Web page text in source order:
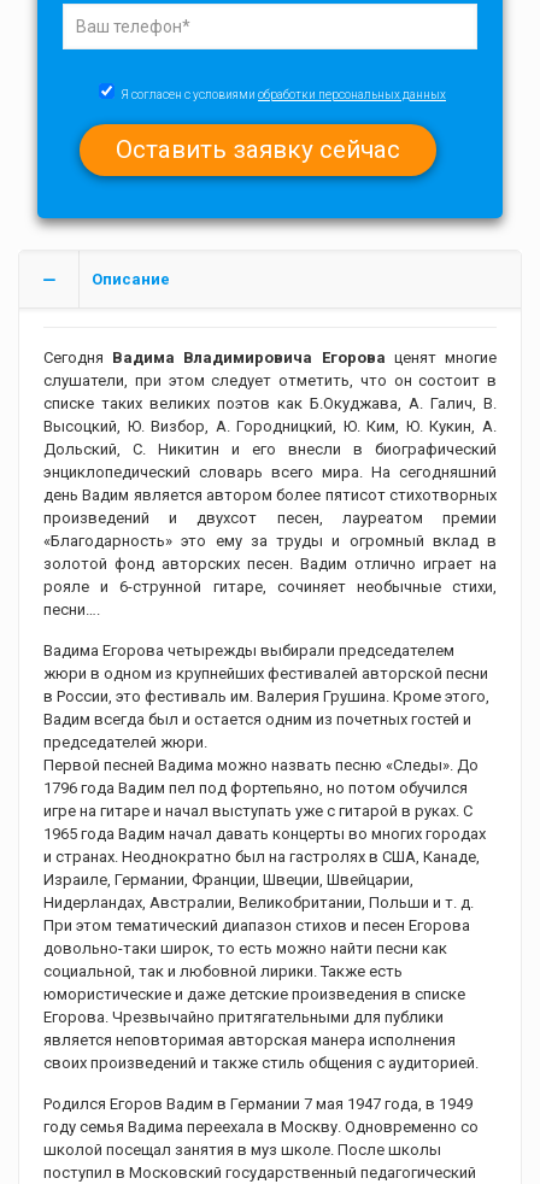
Я согласен с условиями обработки персональных данных
Описание
Сегодня Вадима Владимировича Егорова ценят многие
слушатели, при этом следует отметить, что он состоит в
списке таких великих поэтов как Б.Окуджава, А. Галич, В.
Высоцкий, Ю. Визбор, А. Городницкий, Ю. Ким, Ю. Кукин, А.
Дольский, С. Никитин и его внесли в биографический
энциклопедический словарь всего мира. На сегодняшний
день Вадим является автором более пятисот стихотворных
произведений и двухсот песен, лауреатом премии
«Благодарность» это ему за труды и огромный вклад в
золотой фонд авторских песен. Вадим отлично играет на
рояле и 6-струнной гитаре, сочиняет необычные стихи,
песни….
Вадима Егорова четырежды выбирали председателем
жюри в одном из крупнейших фестивалей авторской песни
в России, это фестиваль им. Валерия Грушина. Кроме этого,
Вадим всегда был и остается одним из почетных гостей и
председателей жюри.
Первой песней Вадима можно назвать песню «Следы». До
1796 года Вадим пел под фортепьяно, но потом обучился
игре на гитаре и начал выступать уже с гитарой в руках. С
1965 года Вадим начал давать концерты во многих городах
и странах. Неоднократно был на гастролях в США, Канаде,
Израиле, Германии, Франции, Швеции, Швейцарии,
Нидерландах, Австралии, Великобритании, Польши и т. д.
При этом тематический диапазон стихов и песен Егорова
довольно-таки широк, то есть можно найти песни как
социальной, так и любовной лирики. Также есть
юмористические и даже детские произведения в списке
Егорова. Чрезвычайно притягательными для публики
является неповторимая авторская манера исполнения
своих произведений и также стиль общения с аудиторией.
Родился Егоров Вадим в Германии 7 мая 1947 года, в 1949
году семья Вадима переехала в Москву. Одновременно со
школой посещал занятия в муз школе. После школы
поступил в Московский государственный педагогический